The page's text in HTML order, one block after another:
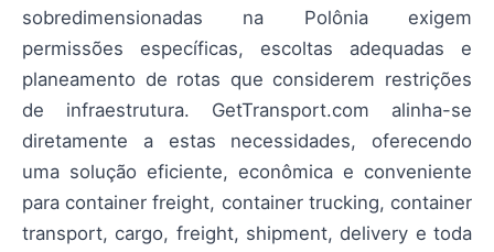
sobredimensionadas na Polônia exigem
permissões específicas, escoltas adequadas e
planeamento de rotas que considerem restrições
de infraestrutura. GetTransport.com alinha-se
diretamente a estas necessidades, oferecendo
uma solução eficiente, econômica e conveniente
para container freight, container trucking, container
transport, cargo, freight, shipment, delivery e toda